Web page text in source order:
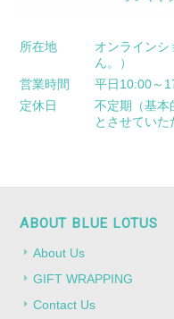
所在地
オンライン
ん。）
営業時間
平日10:00～
定休日
不定期（基本
とさせていた
ABOUT BLUE LOTUS
About Us
GIFT WRAPPING
Contact Us